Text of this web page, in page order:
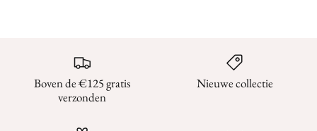
Boven de €125 gratis
verzonden
Nieuwe collectie